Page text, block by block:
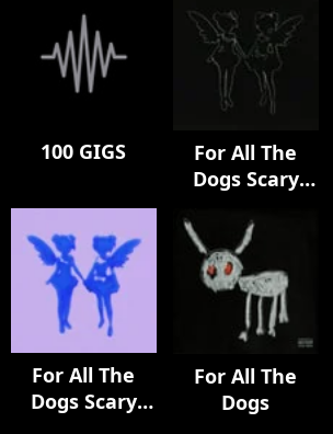
100 GIGS
For All The
Dogs Scary
(Instrumental)
For All The
Dogs Scary
For All The
Dogs